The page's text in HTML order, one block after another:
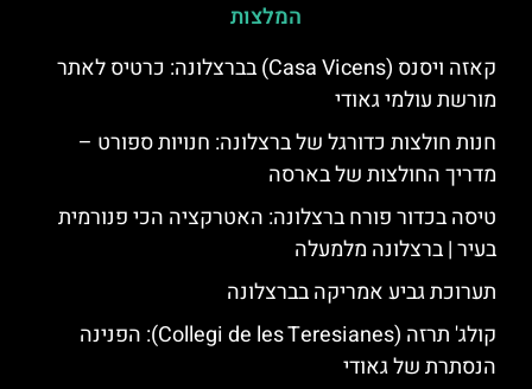
המלצות
קאזה ויסנס (Casa Vicens) בברצלונה: כרטיס לאתר
מורשת עולמי גאודי
חנות חולצות כדורגל של ברצלונה: חנויות ספורט –
מדריך החולצות של בארסה
טיסה בכדור פורח ברצלונה: האטרקציה הכי פנורמית
בעיר | ברצלונה מלמעלה
תערוכת גביע אמריקה בברצלונה
קולג' תרזה (Collegi de les Teresianes): הפנינה
הנסתרת של גאודי